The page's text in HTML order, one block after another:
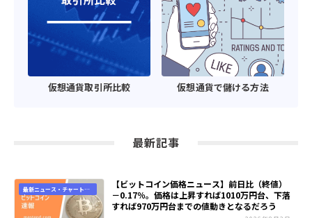
仮想通貨取引所比較 仮想通貨で儲ける方法
最新記事
最新ニュース・チャート速
報
【ビットコイン価格ニュース】前日比（終値）
－0.17％。価格は上昇すれば1010万円台、下落
すれば970万円台までの値動きとなるだろう